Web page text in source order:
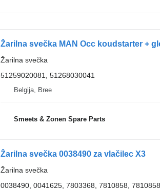
Žarilna svečka MAN Occ koudstarter +
Žarilna svečka
51259020081, 51268030041
Belgija, Bree
Smeets & Zonen Spare Parts
Žarilna svečka 0038490 za vlačilec X3
Žarilna svečka
0038490, 0041625, 7803368, 7810858,